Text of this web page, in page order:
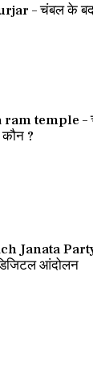
– चंबल के
temple –
?
Janata Party
आंदोलन